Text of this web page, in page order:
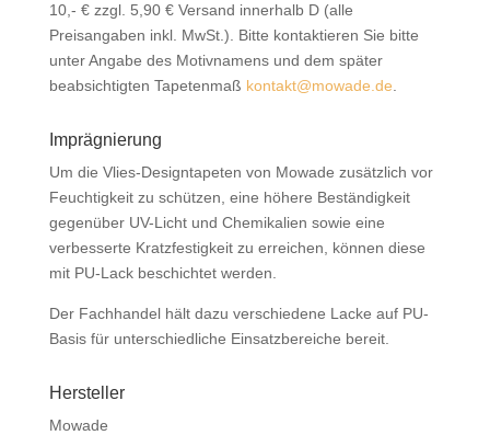
10,- € zzgl. 5,90 € Versand innerhalb D (alle
Preisangaben inkl. MwSt.). Bitte kontaktieren Sie bitte
unter Angabe des Motivnamens und dem später
beabsichtigten Tapetenmaß kontakt@mowade.de
Imprägnierung
Um die Vlies-Designtapeten von Mowade zusätzlich vor
Feuchtigkeit zu schützen, eine höhere Beständigkeit
gegenüber UV-Licht und Chemikalien sowie eine
verbesserte Kratzfestigkeit zu erreichen, können diese
mit PU-Lack beschichtet werden.
Der Fachhandel hält dazu verschiedene Lacke auf PU-
Basis für unterschiedliche Einsatzbereiche bereit.
Hersteller
Mowade